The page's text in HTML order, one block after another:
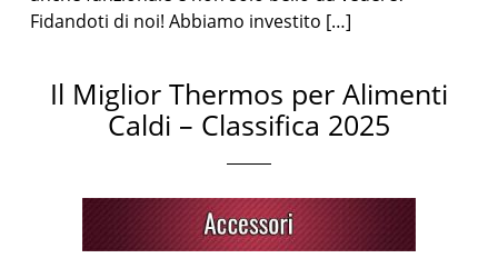
Fidandoti di noi! Abbiamo investito […]
Il Miglior Thermos per Alimenti
Caldi – Classifica 2025